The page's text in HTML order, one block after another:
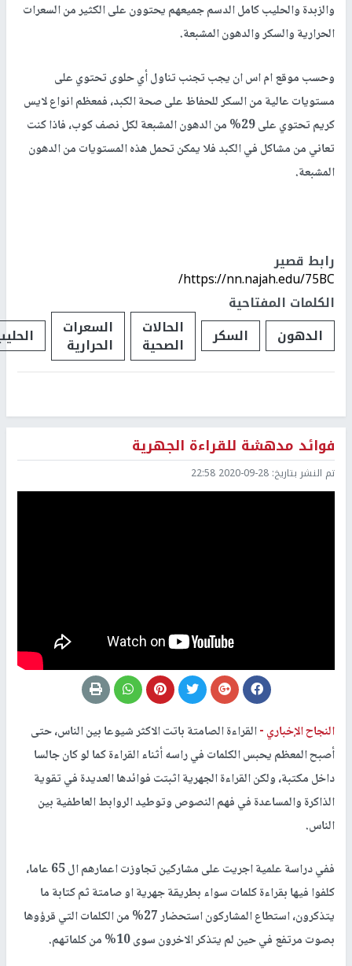
والزبدة والحليب كامل الدسم جميعهم يحتوون على الكثير من السعرات
الحرارية والسكر والدهون المشبعة.
وحسب موقع ام اس ان يجب تجنب تناول أي حلوى تحتوي على
مستويات عالية من السكر للحفاظ على صحة الكبد، فمعظم انواع لايس
كريم تحتوي على 29% من الدهون المشبعة لكل نصف كوب، فاذا كنت
تعاني من مشاكل في الكبد فلا يمكن تحمل هذه المستويات من الدهون
المشبعة.
رابط قصير
https://nn.najah.edu/75BC/
الكلمات المفتاحية
الدهون
السكر الحالات
الصحية
السعرات
الحرارية
فوائد مدهشة للقراءة الجهرية
تم النشر بتاريخ: 2020-09-28 22:58
النجاح الإخباري -القراءة الصامتة باتت الاكثر شيوعا بين الناس، حتى
أصبح المعظم يحبس الكلمات في راسه أثناء القراءة كما لو كان جالسا
داخل مكتبة، ولكن القراءة الجهرية اثبتت فوائدها العديدة في تقوية
الذاكرة والمساعدة في فهم النصوص وتوطيد الروابط العاطفية بين
الناس.
ففي دراسة علمية اجريت على مشاركين تجاوزت اعمارهم ال 65 عاما،
كلفوا فيها بقراءة كلمات سواء بطريقة جهرية او صامتة ثم كتابة ما
يتذكرون، استطاع المشاركون استحضار 27% من الكلمات التي قرؤوها
بصوت مرتفع في حين لم يتذكر الاخرون سوى 10% من كلماتهم.